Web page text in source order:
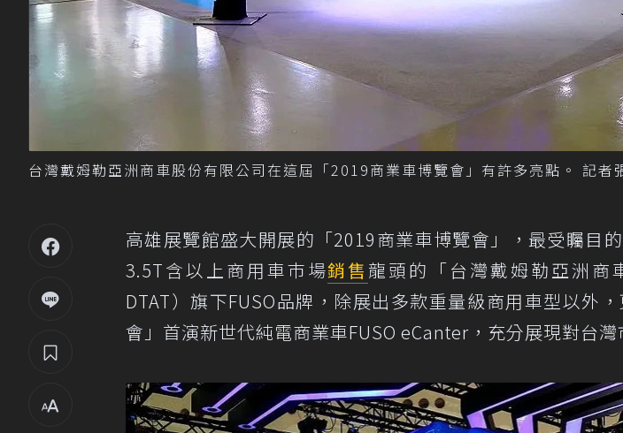
台灣戴姆勒亞洲商車股份有限公司在這屆「2019商業車博覽會」有許多亮點。 記者
高雄展覽館盛大開展的「2019商業車博覽會」，最受矚目
3.5T含以上商用車巿場銷售 龍頭的「台灣戴姆勒亞洲商
DTAT）旗下FUSO品牌，除展出多款重量級商用車型以外
會」首演新世代純電商業車FUSO eCanter，充分展現對台灣